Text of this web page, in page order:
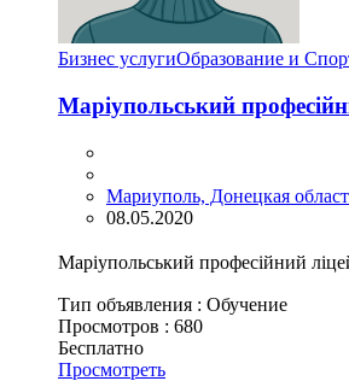
Бизнес услугиОбразование и
Маріупольський
Мариуполь, Донецкая
08.05.2020
Маріупольський професійний
Тип объявления : Обучение
Просмотров : 680
Бесплатно
Просмотреть